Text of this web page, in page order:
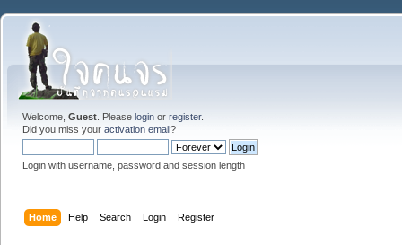
Welcome, Guest . Please login or register.
Did you miss your activation email?
Login with username, password and session length
Home Help Search Login Register